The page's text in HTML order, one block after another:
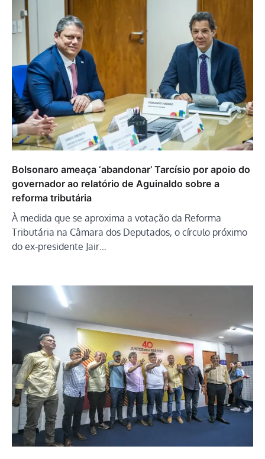
Bolsonaro ameaça ‘abandonar’ Tarcísio por apoio do
governador ao relatório de Aguinaldo sobre a
reforma tributária
À medida que se aproxima a votação da Reforma
Tributária na Câmara dos Deputados, o círculo próximo
do ex-presidente Jair…